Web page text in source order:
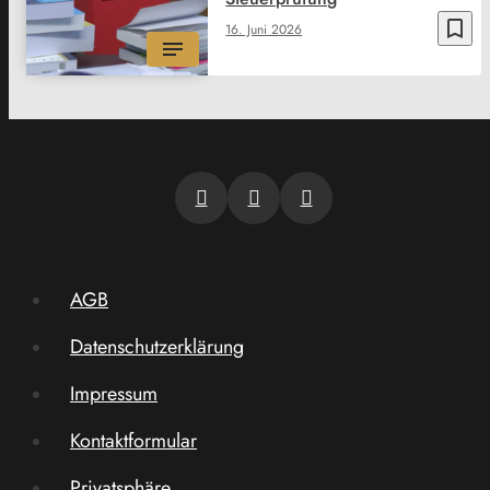
bookmark_border
16. Juni 2026
AGB
Datenschutzerklärung
Impressum
Kontaktformular